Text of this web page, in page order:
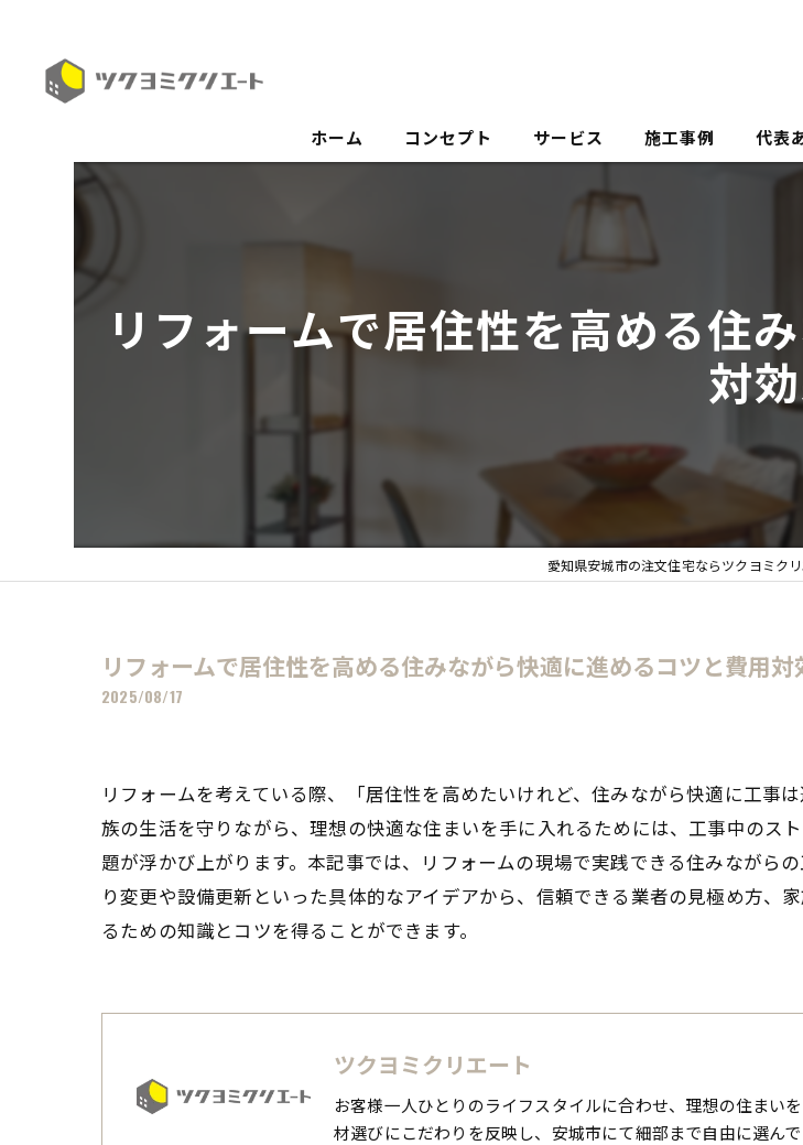
ホーム コンセプト サービス 施工事例 代表
リフォームで居住性を高める住
対
愛知県安城市の注文住宅ならツクヨミク
リフォームで居住性を高める住みながら快適に進めるコツと費用対
2025/08/17
リフォームを考えている際、「居住性を高めたいけれど、住みながら快適に工事
族の生活を守りながら、理想の快適な住まいを手に入れるためには、工事中のス
題が浮かび上がります。本記事では、リフォームの現場で実践できる住みながら
り変更や設備更新といった具体的なアイデアから、信頼できる業者の見極め方、
るための知識とコツを得ることができます。
ツクヨミクリエート
お客様一人ひとりのライフスタイルに合わせ、理想の住まい
材選びにこだわりを反映し、安城市にて細部まで自由に選んで